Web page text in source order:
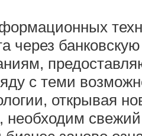
через
с теми
открывая
необходим